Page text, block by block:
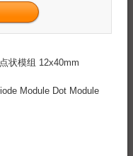
状模组 12x40mm
Module Dot Module